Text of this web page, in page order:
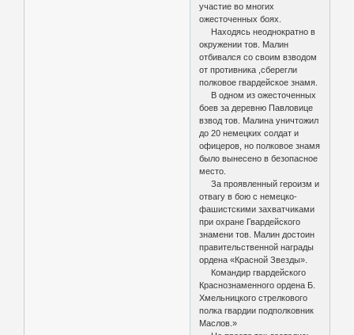
участие во многих
ожесточенных боях.
Находясь неоднократно в
окружении тов. Малин
отбивался со своим взводом
от противника ,сберегли
полковое гвардейское знамя.
В одном из ожесточенных
боев за деревню Павловице
взвод тов. Малина уничтожил
до 20 немецких солдат и
офицеров, но полковое знамя
было вынесено в безопасное
место.
За проявленный героизм и
отвагу в бою с немецко-
фашистскими захватчиками
при охране Гвардейского
знамени тов. Малин достоин
правительственной награды
ордена «Красной Звезды».
Командир гвардейского
Краснознаменного ордена Б.
Хмельницкого стрелкового
полка гвардии подполковник
Маслов.»